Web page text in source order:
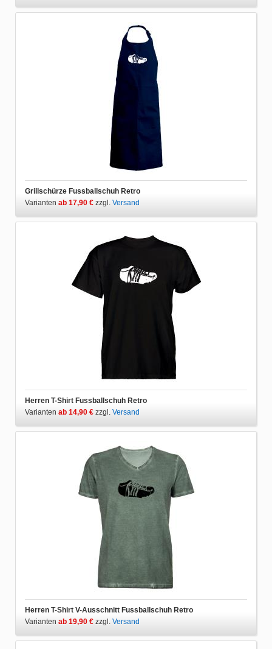
Grillschürze Fussballschuh Retro
Varianten ab 17,90 € zzgl. Versand
Herren T-Shirt Fussballschuh Retro
Varianten ab 14,90 € zzgl. Versand
Herren T-Shirt V-Ausschnitt Fussballschuh Retro
Varianten ab 19,90 € zzgl. Versand